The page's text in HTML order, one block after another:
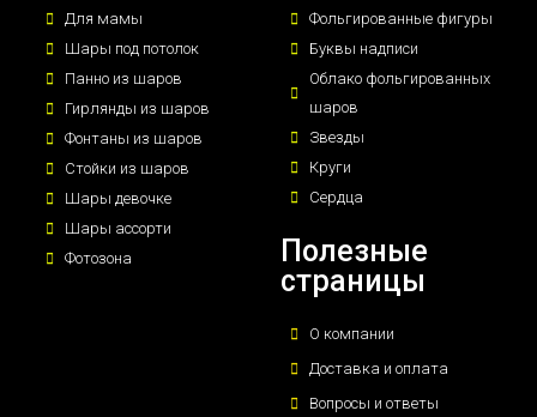
Для мамы
Шары под потолок
Панно из шаров
Гирлянды из шаров
Фонтаны из шаров
Стойки из шаров
Шары девочке
Шары ассорти
Фотозона
Фольгированные фигуры
Буквы надписи
Облако фольгированных
шаров
Звезды
Круги
Сердца
Полезные
страницы
О компании
Доставка и оплата
Вопросы и ответы